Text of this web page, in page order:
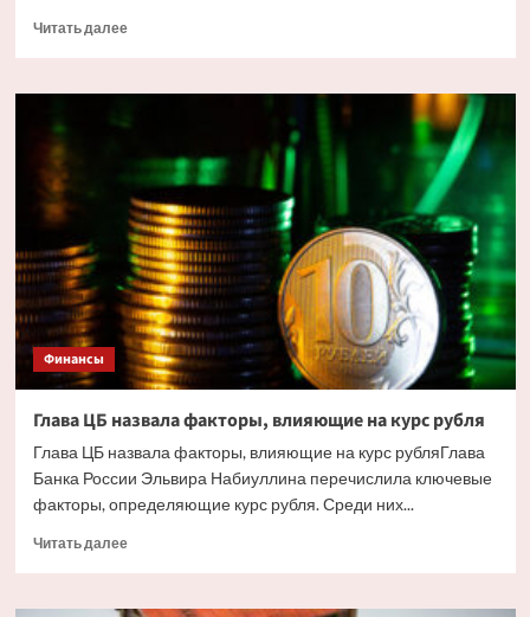
Читать далееПрочитать
По
Сочи
ударили
украинские
дроны.
Но
есть
и
другие
причины
Финансы
Глава ЦБ назвала факторы, влияющие на курс рубля
Глава ЦБ назвала факторы, влияющие на курс рубляГлава
Банка России Эльвира Набиуллина перечислила ключевые
факторы, определяющие курс рубля. Среди них...
Читать далееПрочитать
Глава